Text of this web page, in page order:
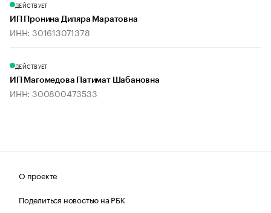
ДЕЙСТВУЕТ
ИП Пронина Диляра Маратовна
ИНН: 301613071378
ДЕЙСТВУЕТ
ИП Магомедова Патимат Шабановна
ИНН: 300800473533
О проекте
Поделиться новостью на РБК